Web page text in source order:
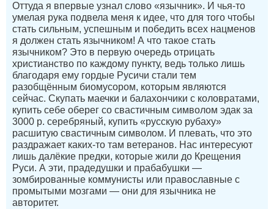
Оттуда я впервые узнал слово «язычник». И чья-то
умелая рука подвела меня к идее, что для того чтобы
стать сильным, успешным и победить всех нацменов
я должен стать язычником! А что такое стать
язычником? Это в первую очередь отрицать
христианство по каждому пункту, ведь только лишь
благодаря ему гордые Русичи стали тем
разобщённым биомусором, которым являются
сейчас. Скупать маечки и балахончики с коловратами,
купить себе оберег со свастичным символом эдак за
3000 р. серебряный, купить «русскую рубаху»
расшитую свастичным символом. И плевать, что это
раздражает каких-то там ветеранов. Нас интересуют
лишь далёкие предки, которые жили до Крещения
Руси. А эти, прадедушки и прабабушки —
зомбированные коммунисты или православные с
промытыми мозгами — они для язычника не
авторитет.